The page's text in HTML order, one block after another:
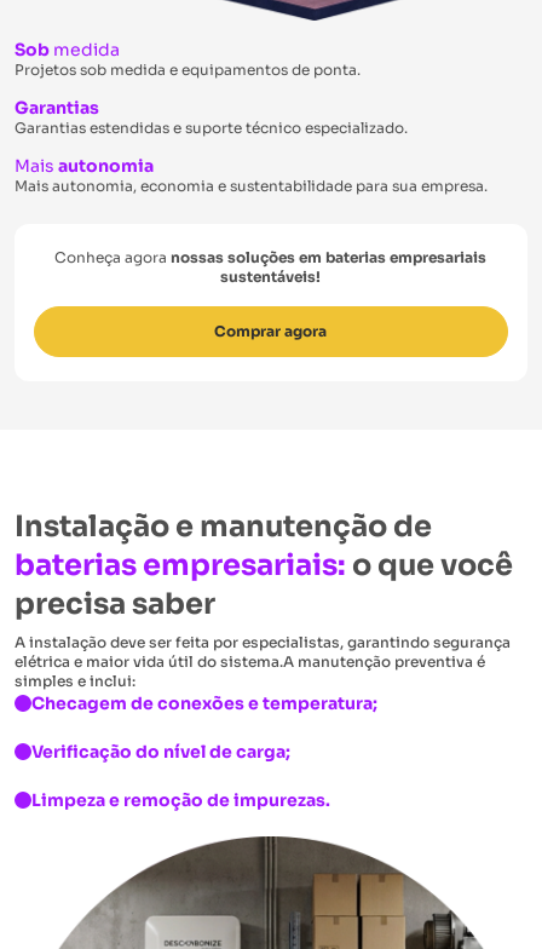
Sob medida
Projetos sob medida e equipamentos de ponta.
Garantias
Garantias estendidas e suporte técnico especializado.
Mais autonomia
Mais autonomia, economia e sustentabilidade para sua empresa.
Conheça agora nossas soluções em baterias empresariais
sustentáveis!
Comprar agora
Instalação e manutenção de
baterias empresariais: o que você
precisa saber
A instalação deve ser feita por especialistas, garantindo segurança
elétrica e maior vida útil do sistema.A manutenção preventiva é
simples e inclui:
Checagem de conexões e temperatura;
Verificação do nível de carga;
Limpeza e remoção de impurezas.